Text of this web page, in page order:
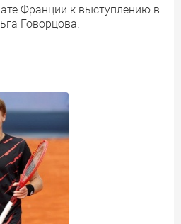
Франции к выступлению в
Говорцова.